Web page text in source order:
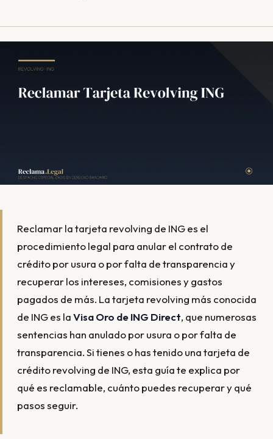
Reclamar la tarjeta revolving de ING es el
procedimiento legal para anular el contrato de
crédito por usura o por falta de transparencia y
recuperar los intereses, comisiones y gastos
pagados de más. La tarjeta revolving más conocida
de ING es laVisa Oro de ING Direct, que numerosas
sentencias han anulado por usura o por falta de
transparencia. Si tienes o has tenido una tarjeta de
crédito revolving de ING, esta guía te explica por
qué es reclamable, cuánto puedes recuperar y qué
pasos seguir.